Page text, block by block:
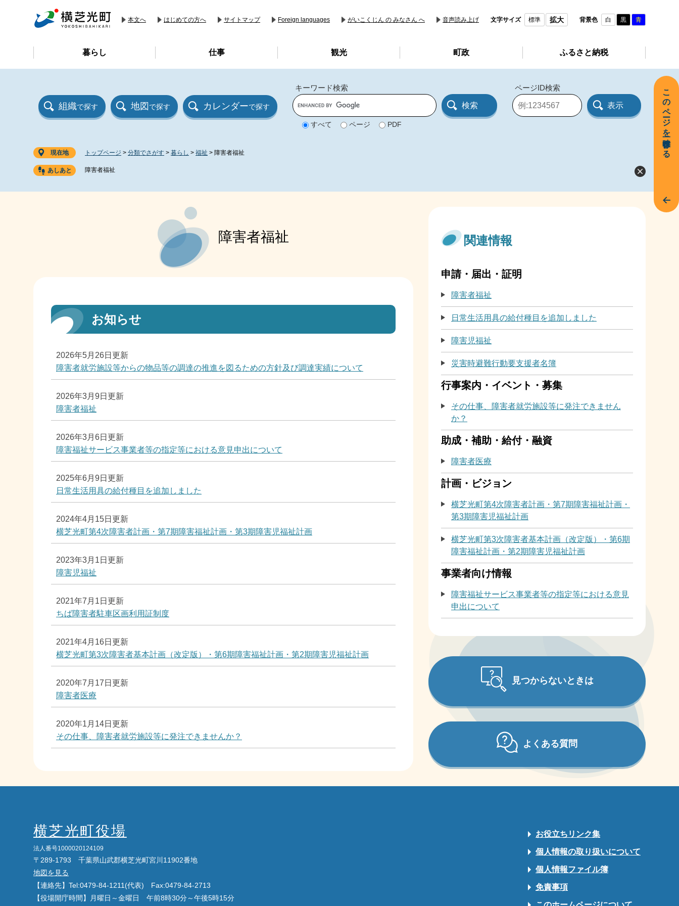
本文へ はじめての方へ サイトマップ Foreign languages がいこくじん の みなさん へ 音声読み上げ 文字サイズ 標準 拡大 背景色 白 黒 青
暮らし 仕事 観光 町政 ふるさと納税
組織で探す 地図 で探す カレンダーで探す
キーワード検索
G
o
o
すべて ページ PDF
ページID検索
ペ
ー
現在地 トップページ > 分類でさがす > 暮らし > 福祉 > 障害者福祉
障害者福祉
障害者福祉
お知らせ
2026年5月26日更新
障害者就労施設等からの物品等の調達の推進を図るための方針及び調達実績について
2026年3月9日更新
障害者福祉
2026年3月6日更新
障害福祉サービス事業者等の指定等における意見申出について
2025年6月9日更新
日常生活用具の給付種目を追加しました
2024年4月15日更新
横芝光町第4次障害者計画・第7期障害福祉計画・第3期障害児福祉計画
2023年3月1日更新
障害児福祉
2021年7月1日更新
ちば障害者駐車区画利用証制度
2021年4月16日更新
横芝光町第3次障害者基本計画（改定版）・第6期障害福祉計画・第2期障害児福祉計画
2020年7月17日更新
障害者医療
2020年1月14日更新
その仕事、障害者就労施設等に発注できませんか？
関連情報
申請・届出・証明
障害者福祉
日常生活用具の給付種目を追加しました
障害児福祉
災害時避難行動要支援者名簿
行事案内・イベント・募集
その仕事、障害者就労施設等に発注できません
か？
助成・補助・給付・融資
障害者医療
計画・ビジョン
横芝光町第4次障害者計画・第7期障害福祉計画・
第3期障害児福祉計画
横芝光町第3次障害者基本計画（改定版）・第6期
障害福祉計画・第2期障害児福祉計画
事業者向け情報
障害福祉サービス事業者等の指定等における意見
申出について
見つからないときは
よくある質問
横芝光町役場
法人番号1000020124109
〒289-1793 千葉県山武郡横芝光町宮川11902番地
地図を見る
【連絡先】Tel:0479-84-1211(代表) Fax:0479-84-2713
【役場開庁時間】月曜日～金曜日 午前8時30分～午後5時15分
お役立ちリンク集
個人情報の取り扱いについて
個人情報ファイル簿
免責事項
このページを一時保存する